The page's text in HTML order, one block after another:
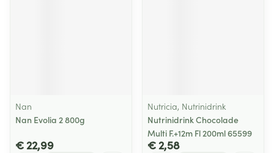
Nan
Nan Evolia 2 800g
€ 22,99
Nutricia, Nutrinidrink
Nutrinidrink Chocolade
Multi F.+12m Fl 200ml 65599
€ 2,58